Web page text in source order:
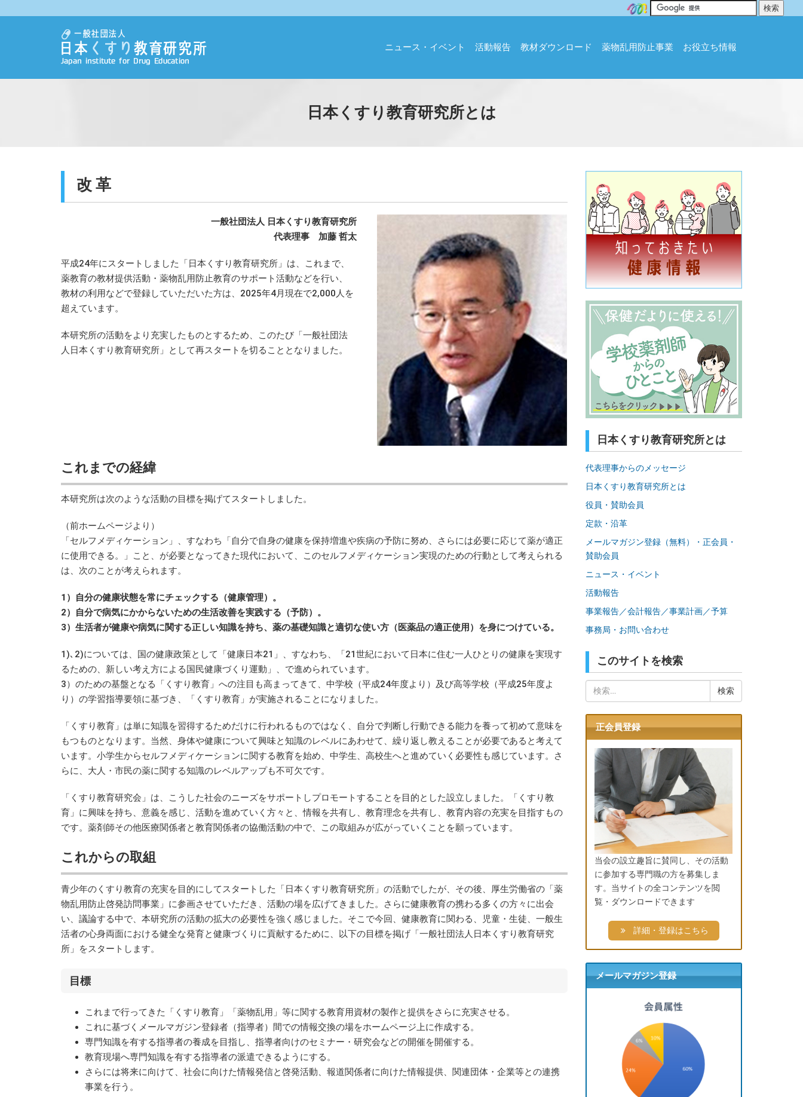
ニュース・イベント 活動報告 教材ダウンロード 薬物乱用防止事業 お役立ち情報
日本くすり教育研究所とは
改 革
一般社団法人 日本くすり教育研究所
代表理事 加藤 哲太
平成24年にスタートしました「日本くすり教育研究所」は、これまで、
薬教育の教材提供活動・薬物乱用防止教育のサポート活動などを行い、
教材の利用などで登録していただいた方は、2025年4月現在で2,000人を
超えています。
本研究所の活動をより充実したものとするため、このたび「一般社団法
人日本くすり教育研究所」として再スタートを切ることとなりました。
これまでの経緯
本研究所は次のような活動の目標を掲げてスタートしました。
（前ホームページより）
「セルフメディケーション」、すなわち「自分で自身の健康を保持増進や疾病の予防に努め、さらには必要に応じて薬が適正
に使用できる。」こと、が必要となってきた現代において、このセルフメディケーション実現のための行動として考えられる
は、次のことが考えられます。
1）自分の健康状態を常にチェックする（健康管理）。
2）自分で病気にかからないための生活改善を実践する（予防）。
3）生活者が健康や病気に関する正しい知識を持ち、薬の基礎知識と適切な使い方（医薬品の適正使用）を身につけている。
1)､2)については、国の健康政策として「健康日本21」、すなわち、「21世紀において日本に住む一人ひとりの健康を実現す
るための、新しい考え方による国民健康づくり運動」、で進められています。
3）のための基盤となる「くすり教育」への注目も高まってきて、中学校（平成24年度より）及び高等学校（平成25年度よ
り）の学習指導要領に基づき、「くすり教育」が実施されることになりました。
「くすり教育」は単に知識を習得するためだけに行われるものではなく、自分で判断し行動できる能力を養って初めて意味を
もつものとなります。当然、身体や健康について興味と知識のレベルにあわせて、繰り返し教えることが必要であると考えて
います。小学生からセルフメディケーションに関する教育を始め、中学生、高校生へと進めていく必要性も感じています。さ
らに、大人・市民の薬に関する知識のレベルアップも不可欠です。
「くすり教育研究会」は、こうした社会のニーズをサポートしプロモートすることを目的とした設立しました。「くすり教
育」に興味を持ち、意義を感じ、活動を進めていく方々と、情報を共有し、教育理念を共有し、教育内容の充実を目指すもの
です。薬剤師その他医療関係者と教育関係者の協働活動の中で、この取組みが広がっていくことを願っています。
これからの取組
青少年のくすり教育の充実を目的にしてスタートした「日本くすり教育研究所」の活動でしたが、その後、厚生労働省の「薬
物乱用防止啓発訪問事業」に参画させていただき、活動の場を広げてきました。さらに健康教育の携わる多くの方々に出会
い、議論する中で、本研究所の活動の拡大の必要性を強く感じました。そこで今回、健康教育に関わる、児童・生徒、一般生
活者の心身両面における健全な発育と健康づくりに貢献するために、以下の目標を掲げ「一般社団法人日本くすり教育研究
所」をスタートします。
目標
これまで行ってきた「くすり教育」「薬物乱用」等に関する教育用資材の製作と提供をさらに充実させる。
これに基づくメールマガジン登録者（指導者）間での情報交換の場をホームページ上に作成する。
専門知識を有する指導者の養成を目指し、指導者向けのセミナー・研究会などの開催を開催する。
教育現場へ専門知識を有する指導者の派遣できるようにする。
さらには将来に向けて、社会に向けた情報発信と啓発活動、報道関係者に向けた情報提供、関連団体・企業等との連携
事業を行う。
日本くすり教育研究所とは
代表理事からのメッセージ
日本くすり教育研究所とは
役員・賛助会員
定款・沿革
メールマガジン登録（無料）・正会員・
賛助会員
ニュース・イベント
活動報告
事業報告／会計報告／事業計画／予算
事務局・お問い合わせ
このサイトを検索
索:
正会員登録
当会の設立趣旨に賛同し、その活動
に参加する専門職の方を募集しま
す。当サイトの全コンテンツを閲
覧・ダウンロードできます
詳細・登録はこちら
メールマガジン登録